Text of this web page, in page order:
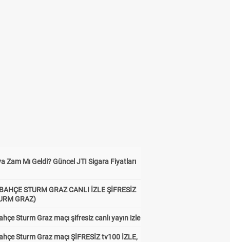
Zam Mı Geldi? Güncel JTI Sigara Fiyatları
STURM GRAZ CANLI İZLE ŞİFRESİZ
GRAZ)
Sturm Graz maçı şifresiz canlı yayın izle
Sturm Graz maçı ŞİFRESİZ tv100 İZLE,